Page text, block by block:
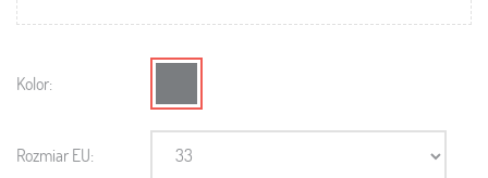
Kolor:
Rozmiar EU: